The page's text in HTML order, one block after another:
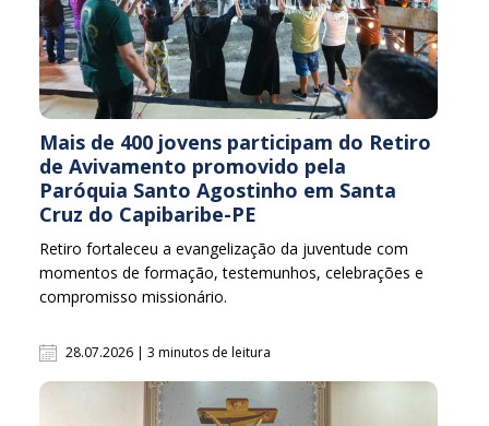
Mais de 400 jovens participam do Retiro
de Avivamento promovido pela
Paróquia Santo Agostinho em Santa
Cruz do Capibaribe-PE
Retiro fortaleceu a evangelização da juventude com
momentos de formação, testemunhos, celebrações e
compromisso missionário.
28.07.2026 | 3 minutos de leitura